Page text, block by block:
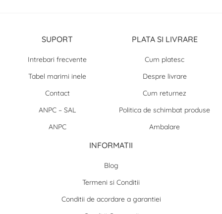
SUPORT
Intrebari frecvente
Tabel marimi inele
Contact
ANPC – SAL
ANPC
PLATA SI LIVRARE
Cum platesc
Despre livrare
Cum returnez
Politica de schimbat produse
Ambalare
INFORMATII
Blog
Termeni si Conditii
Conditii de acordare a garantiei